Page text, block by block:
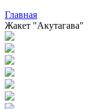
Главная
Жакет "Акутагава"